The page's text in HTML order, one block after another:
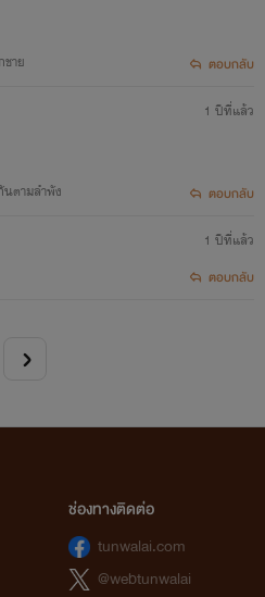
าย ตอบกลับ
ตามลำพัง
1 ปีที่แล้ว
ตอบกลับ
1 ปีที่แล้ว
ตอบกลับ
ช่องทางติดต่อ
tunwalai.com
@webtunwalai